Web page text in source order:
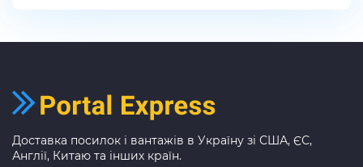
Доставка посилок і вантажів в Україну зі США, ЄС,
Англії, Китаю та інших країн.